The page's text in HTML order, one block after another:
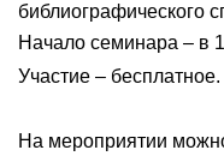
библиографического
Начало семинара – в
Участие –
На мероприятии